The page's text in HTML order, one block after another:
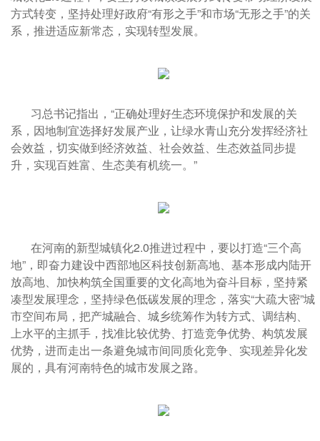
方式转变，坚持处理好政府“有形之手”和市场“无形之手”的关
系，推进适应新常态，实现转型发展。
习总书记指出，“正确处理好生态环境保护和发展的关
系，因地制宜选择好发展产业，让绿水青山充分发挥经济社
会效益，切实做到经济效益、社会效益、生态效益同步提
升，实现百姓富、生态美有机统一。”
在河南的新型城镇化2.0推进过程中，要以打造“三个高
地”，即奋力建设中西部地区科技创新高地、基本形成内陆开
放高地、加快构筑全国重要的文化高地为奋斗目标，坚持紧
凑型发展理念，坚持绿色低碳发展的理念，落实“大疏大密”城
市空间布局，把产城融合、城乡统筹作为转方式、调结构、
上水平的主抓手，找准比较优势、打造竞争优势、构筑发展
优势，进而走出一条避免城市间同质化竞争、实现差异化发
展的，具有河南特色的城市发展之路。